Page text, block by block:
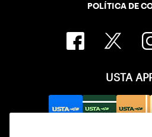
POLÍTICA DE
USTA